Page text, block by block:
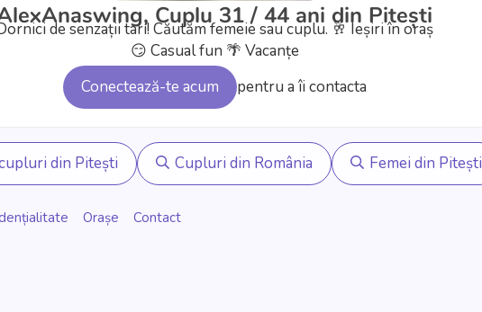
Cuplu 31 / 44 ani din Pitești
de senzații tari! Căutăm femeie sau cuplu. 🥂 Ieșiri în oraș
😏 Casual fun 🌴 Vacanțe
Conectează-te acum
pentru a îi contacta
din Pitești Cupluri din România Femei din Pitești
Orașe Contact